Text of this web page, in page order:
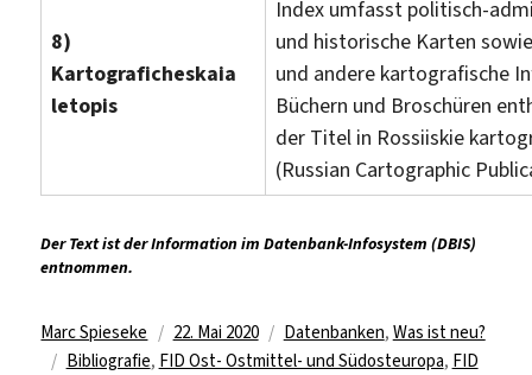
8)
Kartograficheskaia
letopis
Index umfasst politisch-
und historische Karten
und andere kartografische
Büchern und Broschüren
der Titel in Rossiiskie
(Russian Cartographic
Der Text ist der Information im Datenbank-Infosystem (DBIS)
entnommen.
Autor
Marc Spieseke
Veröffentlicht
am
22. Mai 2020 Kategorien
Datenbanken, Was ist neu?
Schlagwörter
Bibliografie, FID Ost- Ostmittel- und Südosteuropa, FID